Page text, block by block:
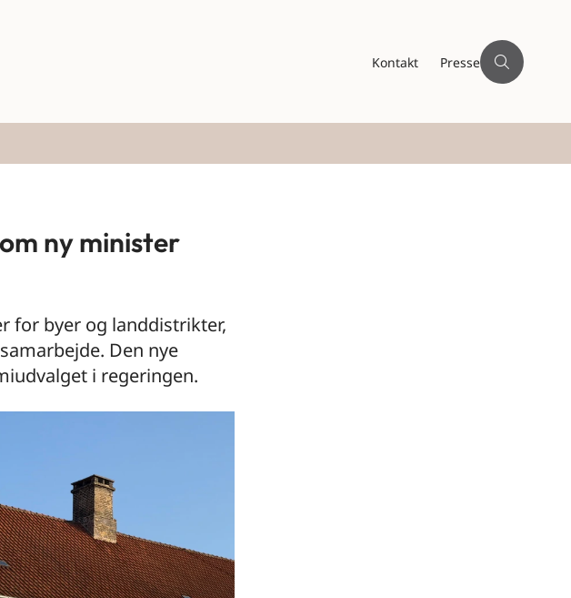
Kontakt Presse
ny minister
for byer og landdistrikter,
Den nye
i regeringen.